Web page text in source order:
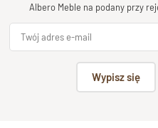
centymetrowe listwy
drewnianych prowadnicach
przypadkowym wysunięciem.
Podpis
Albero Meble na podany przy
Wypisz się